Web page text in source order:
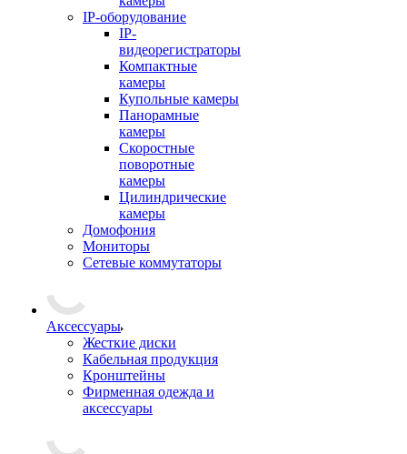
IP-оборудование
IP-
видеорегистраторы
Компактные
камеры
Купольные камеры
Панорамные
камеры
Скоростные
поворотные
камеры
Цилиндрические
камеры
Домофония
Мониторы
Сетевые коммутаторы
Аксессуары
Жесткие диски
Кабельная продукция
Кронштейны
Фирменная одежда и
аксессуары